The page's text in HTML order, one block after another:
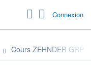
Connexion
Cours ZEHNDER GRP